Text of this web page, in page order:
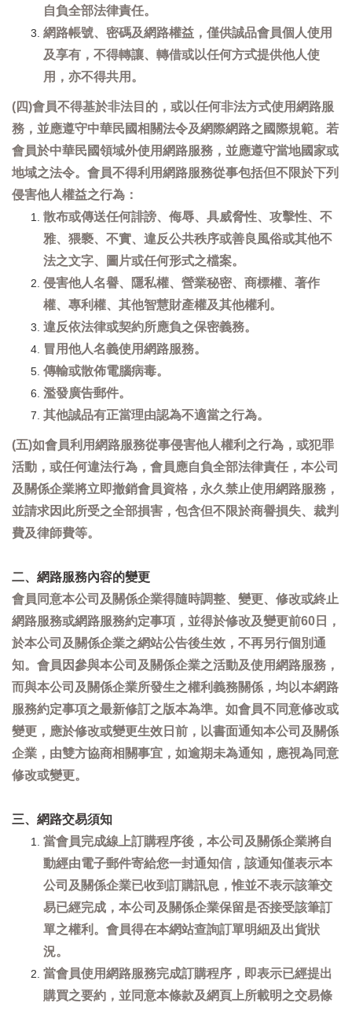
自負全部法律責任。
網路帳號、密碼及網路權益，僅供誠品會員個人使用
及享有，不得轉讓、轉借或以任何方式提供他人使
用，亦不得共用。
(四)會員不得基於非法目的，或以任何非法方式使用網路服
務，並應遵守中華民國相關法令及網際網路之國際規範。若
會員於中華民國領域外使用網路服務，並應遵守當地國家或
地域之法令。會員不得利用網路服務從事包括但不限於下列
侵害他人權益之行為：
散布或傳送任何誹謗、侮辱、具威脅性、攻擊性、不
雅、猥褻、不實、違反公共秩序或善良風俗或其他不
法之文字、圖片或任何形式之檔案。
侵害他人名譽、隱私權、營業秘密、商標權、著作
權、專利權、其他智慧財產權及其他權利。
違反依法律或契約所應負之保密義務。
冒用他人名義使用網路服務。
傳輸或散佈電腦病毒。
濫發廣告郵件。
其他誠品有正當理由認為不適當之行為。
(五)如會員利用網路服務從事侵害他人權利之行為，或犯罪
活動，或任何違法行為，會員應自負全部法律責任，本公司
及關係企業將立即撤銷會員資格，永久禁止使用網路服務，
並請求因此所受之全部損害，包含但不限於商譽損失、裁判
費及律師費等。
二、網路服務內容的變更
會員同意本公司及關係企業得隨時調整、變更、修改或終止
網路服務或網路服務約定事項，並得於修改及變更前60日，
於本公司及關係企業之網站公告後生效，不再另行個別通
知。會員因參與本公司及關係企業之活動及使用網路服務，
而與本公司及關係企業所發生之權利義務關係，均以本網路
服務約定事項之最新修訂之版本為準。如會員不同意修改或
變更，應於修改或變更生效日前，以書面通知本公司及關係
企業，由雙方協商相關事宜，如逾期未為通知，應視為同意
修改或變更。
三、網路交易須知
當會員完成線上訂購程序後，本公司及關係企業將自
動經由電子郵件寄給您一封通知信，該通知僅表示本
公司及關係企業已收到訂購訊息，惟並不表示該筆交
易已經完成，本公司及關係企業保留是否接受該筆訂
單之權利。會員得在本網站查詢訂單明細及出貨狀
況。
當會員使用網路服務完成訂購程序，即表示已經提出
購買之要約，並同意本條款及網頁上所載明之交易條